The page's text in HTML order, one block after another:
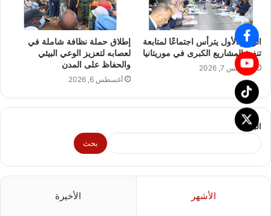
الوزير الأول يترأس اجتماعًا لمتابعة
تنفيذ المشاريع الكبرى في موريتانيا
أغسطس 7, 2026
إطلاق حملة نظافة شاملة في
لعصابه لتعزيز الوعي البيئي
والحفاظ على المدن
أغسطس 6, 2026
البحث
بحث
الأشهر الأخيرة